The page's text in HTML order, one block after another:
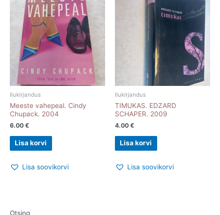
Ilukirjandus
Meeste vahepeal. Cindy
Chupack. 2004
6.00 €
Lisa korvi
Lisa soovikorvi
Ilukirjandus
TIMUKAS. EDZARD
SCHAPER. 2009
4.00 €
Lisa korvi
Lisa soovikorvi
Otsing